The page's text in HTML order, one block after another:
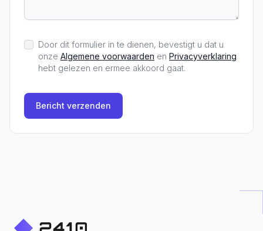
Door dit formulier in te dienen, bevestigt u dat u
onze Algemene voorwaarden en Privacyverklaring
hebt gelezen en ermee akkoord gaat.
Bericht verzenden